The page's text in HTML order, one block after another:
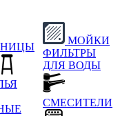
МОЙКИ
ФИЛЬТРЫ
ДЛЯ ВОДЫ
СМЕСИТЕЛИ